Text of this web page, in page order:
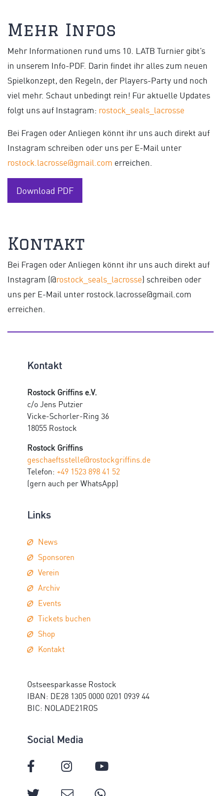
Mehr Infos
Mehr Informationen rund ums 10. LATB Turnier gibt’s
in unserem Info-PDF. Darin findet ihr alles zum neuen
Spielkonzept, den Regeln, der Players-Party und noch
viel mehr. Schaut unbedingt rein! Für aktuelle Updates
folgt uns auf Instagram: rostock_seals_lacrosse
Bei Fragen oder Anliegen könnt ihr uns auch direkt auf
Instagram schreiben oder uns per E-Mail unter
rostock.lacrosse@gmail.com erreichen.
Download PDF
Kontakt
Bei Fragen oder Anliegen könnt ihr uns auch direkt auf
Instagram (@rostock_seals_lacrosse) schreiben oder
uns per E-Mail unter rostock.lacrosse@gmail.com
erreichen.
Kontakt
Rostock Griffins e.V.
c/o Jens Putzier
Vicke-Schorler-Ring 36
18055 Rostock
Rostock Griffins
geschaeftsstelle@rostockgriffins.de
Telefon: +49 1523 898 41 52
(gern auch per WhatsApp)
Links
News
Sponsoren
Verein
Archiv
Events
Tickets buchen
Shop
Kontakt
Ostseesparkasse Rostock
IBAN: DE28 1305 0000 0201 0939 44
BIC: NOLADE21ROS
Social Media